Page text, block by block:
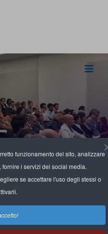
funzionamento del sito, analizzare
i servizi dei social media.
se accettare l'uso degli stessi o